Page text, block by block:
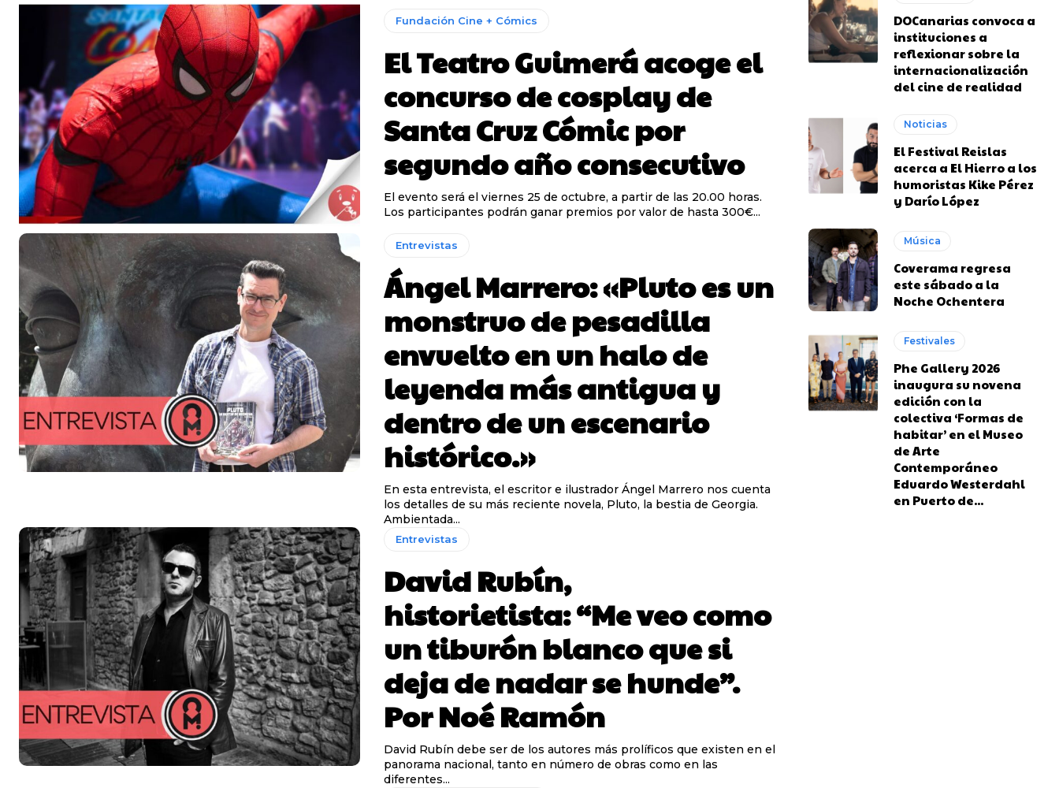
Fundación Cine + Cómics
El Teatro Guimerá acoge el
concurso de cosplay de
Santa Cruz Cómic por
segundo año consecutivo
El evento será el viernes 25 de octubre, a partir de las 20.00 horas.
Los participantes podrán ganar premios por valor de hasta 300€...
Entrevistas
Ángel Marrero: «Pluto es un
monstruo de pesadilla
envuelto en un halo de
leyenda más antigua y
dentro de un escenario
histórico.»
En esta entrevista, el escritor e ilustrador Ángel Marrero nos cuenta
los detalles de su más reciente novela, Pluto, la bestia de Georgia.
Ambientada...
Entrevistas
David Rubín,
historietista: “Me veo como
un tiburón blanco que si
deja de nadar se hunde”.
Por Noé Ramón
David Rubín debe ser de los autores más prolíficos que existen en el
panorama nacional, tanto en número de obras como en las
diferentes...
DOCanarias convoca a
instituciones a
reflexionar sobre la
internacionalización
del cine de realidad
Noticias
El Festival Reislas
acerca a El Hierro a los
humoristas Kike Pérez
y Darío López
Música
Coverama regresa
este sábado a la
Noche Ochentera
Festivales
Phe Gallery 2026
inaugura su novena
edición con la
colectiva ‘Formas de
habitar’ en el Museo
de Arte
Contemporáneo
Eduardo Westerdahl
en Puerto de...